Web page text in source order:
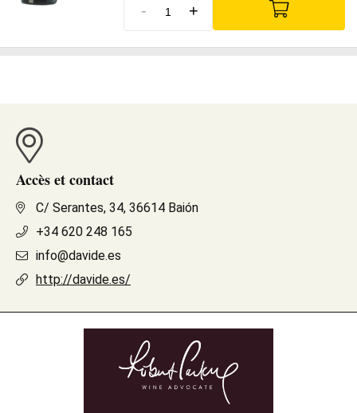
- +
Accès et contact
C/ Serantes, 34, 36614 Baión
+34 620 248 165
info@davide.es
http://davide.es/